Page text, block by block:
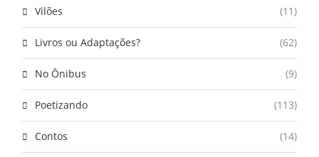
Vilões (11)
Livros ou Adaptações? (62)
No Ônibus (9)
Poetizando (113)
Contos (14)